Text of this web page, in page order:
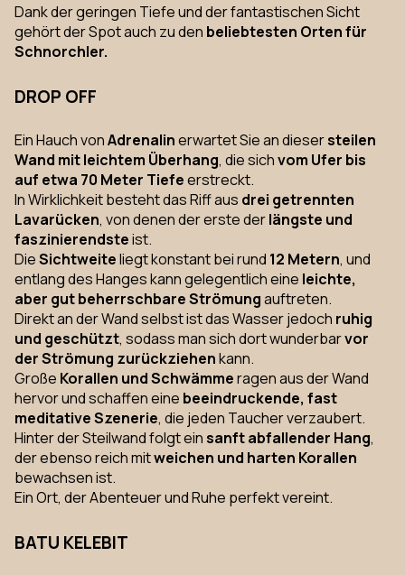
Dank der geringen Tiefe und der fantastischen Sicht
gehört der Spot auch zu den beliebtesten Orten für
Schnorchler.
DROP OFF
Ein Hauch vonAdrenalinerwartet Sie an diesersteilen
Wand mit leichtem Überhang, die sichvom Ufer bis
auf etwa 70 Meter Tiefeerstreckt.
In Wirklichkeit besteht das Riff aus drei getrennten
Lavarücken, von denen der erste derlängste und
faszinierendsteist.
DieSichtweiteliegt konstant bei rund 12 Metern, und
entlang des Hanges kann gelegentlich eine leichte,
aber gut beherrschbare Strömungauftreten.
Direkt an der Wand selbst ist das Wasser jedoch ruhig
und geschützt, sodass man sich dort wunderbarvor
der Strömung zurückziehenkann.
Große Korallen und Schwämmeragen aus der Wand
hervor und schaffen eine beeindruckende, fast
meditative Szenerie, die jeden Taucher verzaubert.
Hinter der Steilwand folgt einsanft abfallender Hang,
der ebenso reich mitweichen und harten Korallen
bewachsen ist.
Ein Ort, der Abenteuer und Ruhe perfekt vereint.
BATU KELEBIT